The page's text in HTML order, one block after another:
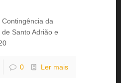
da
Santo Adrião e
0 Ler mais